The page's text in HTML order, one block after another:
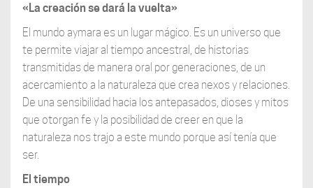
«La creación se dará la vuelta»
El mundo aymara es un lugar mágico. Es un universo que
te permite viajar al tiempo ancestral, de historias
transmitidas de manera oral por generaciones, de un
acercamiento a la naturaleza que crea nexos y relaciones.
De una sensibilidad hacia los antepasados, dioses y mitos
que otorgan fe y la posibilidad de creer en que la
naturaleza nos trajo a este mundo porque así tenía que
ser.
El tiempo